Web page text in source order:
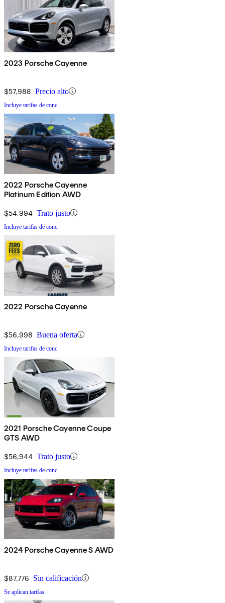
2023 Porsche Cayenne
$57,988 Precio alto
Incluye tarifas de conc.
2022 Porsche Cayenne
Platinum Edition AWD
$54,994 Trato justo
Incluye tarifas de conc.
2022 Porsche Cayenne
$56,998 Buena oferta
Incluye tarifas de conc.
2021 Porsche Cayenne Coupe
GTS AWD
$56,944 Trato justo
Incluye tarifas de conc.
2024 Porsche Cayenne S AWD
$87,776 Sin calificación
Se aplican tarifas